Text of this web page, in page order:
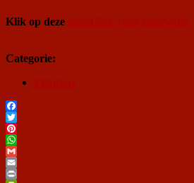
Klik op deze
Categorie:
Facebook
Twitter
Pinterest
WhatsApp
Gmail
Email